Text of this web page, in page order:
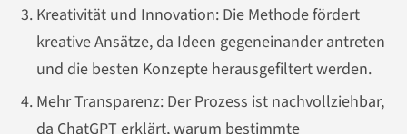
Kreativität und Innovation: Die Methode fördert
kreative Ansätze, da Ideen gegeneinander antreten
und die besten Konzepte herausgefiltert werden.
Mehr Transparenz: Der Prozess ist nachvollziehbar,
da ChatGPT erklärt, warum bestimmte